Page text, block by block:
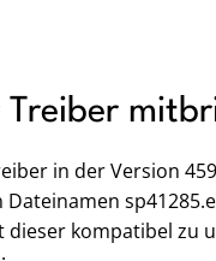
Treiber
in der Version
dieser kompatibel zu